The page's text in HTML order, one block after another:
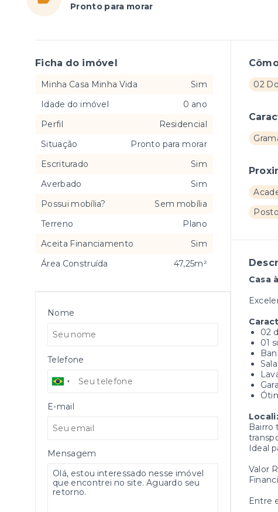
Pronto para morar
02
Casa
02
01
Bairro
Ideal
Valor
Entre
Ficha do imóvel
Minha Casa Minha Vida
Sim
Idade do imóvel
0 ano
Perfil
Residencial
Situação
Pronto para morar
Escriturado
Sim
Averbado
Sim
Possui mobília?
Sem mobília
Terreno
Plano
Aceita Financiamento
Sim
Área Construída
47,25m²
Nome
Telefone
E-mail
Mensagem